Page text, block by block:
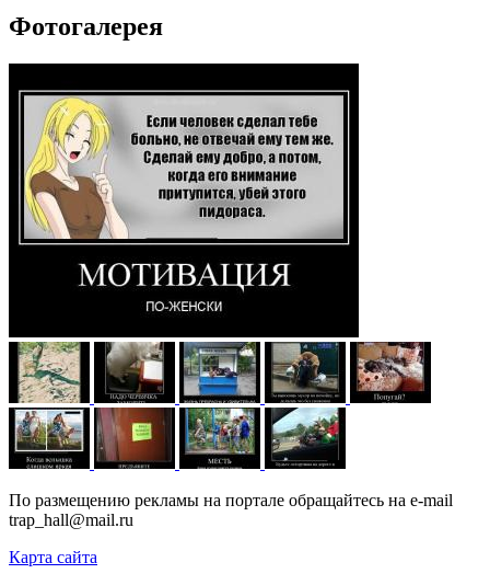
Фотогалерея
По размещению рекламы на портале обращайтесь на e-mail
trap_hall@mail.ru
Карта сайта